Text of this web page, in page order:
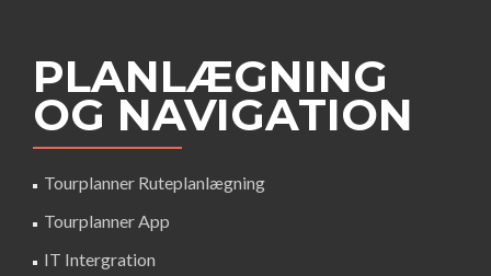
PLANLÆGNING
OG NAVIGATION
Tourplanner Ruteplanlægning
Tourplanner App
IT Intergration